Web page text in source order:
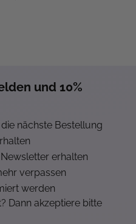
und 10%
nächste Bestellung
erhalten
verpassen
werden
Dann akzeptiere bitte